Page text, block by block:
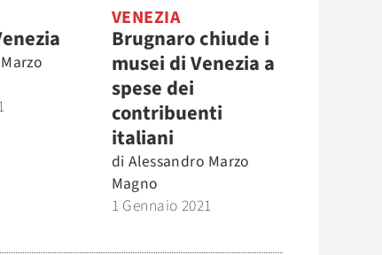
VENEZIA
Brugnaro chiude i
musei di Venezia a
spese dei
contribuenti
italiani
di Alessandro Marzo
Magno
1 Gennaio 2021